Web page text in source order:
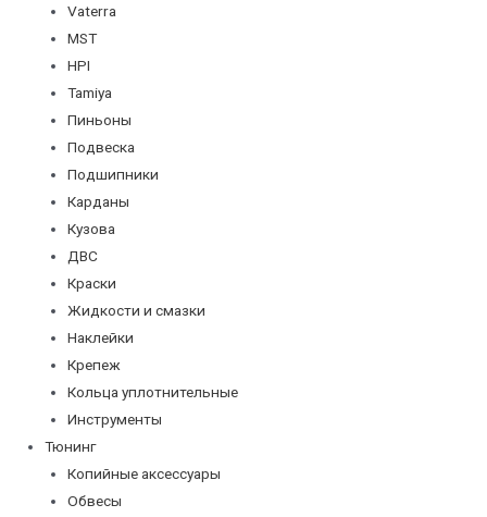
Vaterra
MST
HPI
Tamiya
Пиньоны
Подвеска
Подшипники
Карданы
Кузова
ДВС
Краски
Жидкости и смазки
Наклейки
Крепеж
Кольца уплотнительные
Инструменты
Тюнинг
Копийные аксессуары
Обвесы